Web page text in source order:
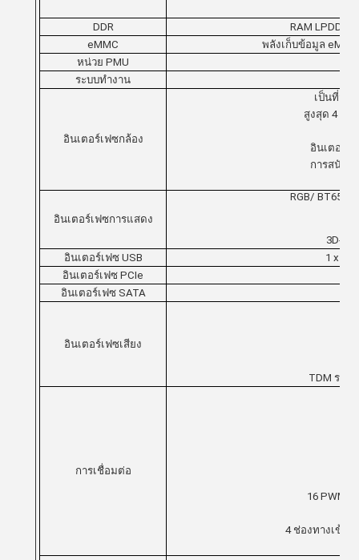
DDR
RAM
eMMC
พลังเก็บข้อมูล
หน่วย PMU
ระบบทํางาน
อินเตอร์เฟซกล้อง
เป็นที่สอ
สูงสุด 4 เส้
อินเตอร์เ
การสนับส
อินเตอร์เฟซการแสดง
RGB/ BT656/
3D-
อินเตอร์เฟซ USB
1 x
อินเตอร์เฟซ PCIe
อินเตอร์เฟซ SATA
อินเตอร์เฟซเสียง
TDM รอง
การเชื่อมต่อ
16 PWM
4 ช่องทางเข้าแ